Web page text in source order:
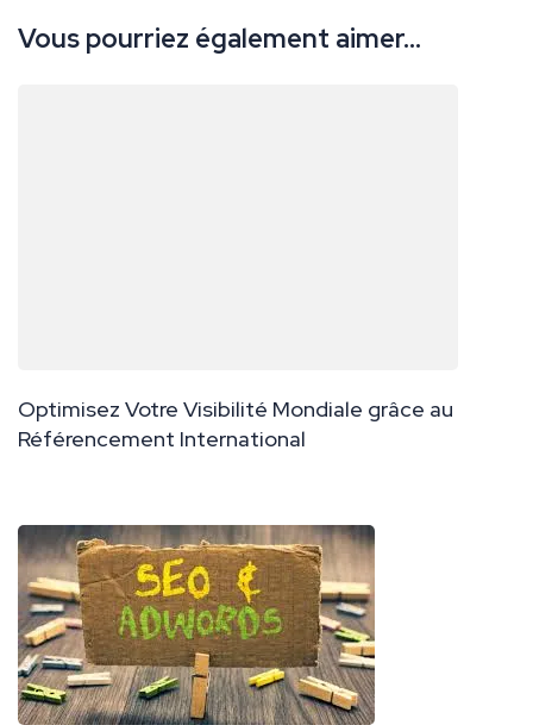
Vous pourriez également aimer...
Optimisez Votre Visibilité Mondiale grâce au
Référencement International